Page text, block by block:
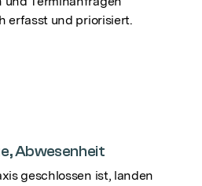
erfasst und priorisiert.
Abwesenheit
geschlossen ist, landen